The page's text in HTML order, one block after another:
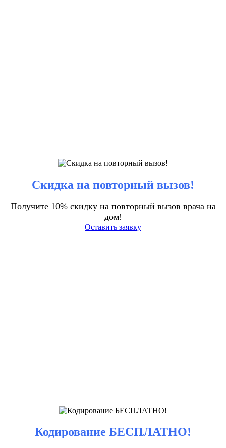
Скидка на повторный вызов!
Получите 10% скидку на повторный вызов врача на
дом!
Оставить заявку
Кодирование БЕСПЛАТНО!